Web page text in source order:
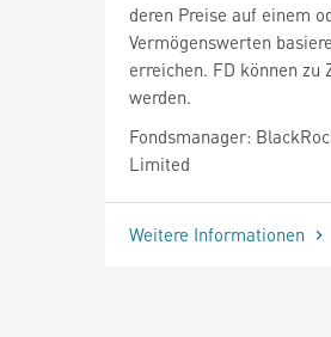
deren Preise auf einem
Vermögenswerten
erreichen. FD können
werden.
Fondsmanager:
Limited
Weitere Informationen